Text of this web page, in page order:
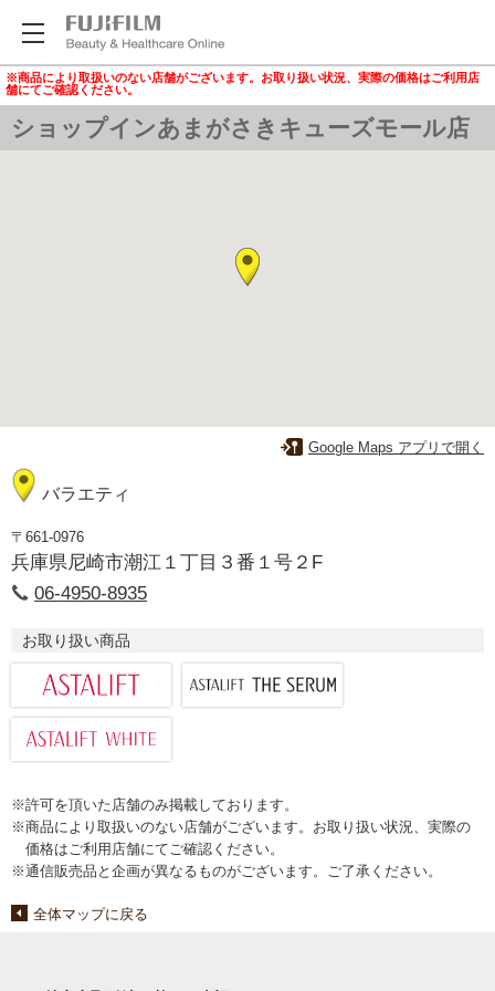
※商品により取扱いのない店舗がございます。お取り扱い状況、実際の価格はご利用店
舗にてご確認ください。
ショップインあまがさきキューズモール店
Google Maps アプリで開く
バラエティ
〒661-0976
兵庫県尼崎市潮江１丁目３番１号２F
06-4950-8935
お取り扱い商品
※許可を頂いた店舗のみ掲載しております。
※商品により取扱いのない店舗がございます。お取り扱い状況、実際の
価格はご利用店舗にてご確認ください。
※通信販売品と企画が異なるものがございます。ご了承ください。
全体マップに戻る